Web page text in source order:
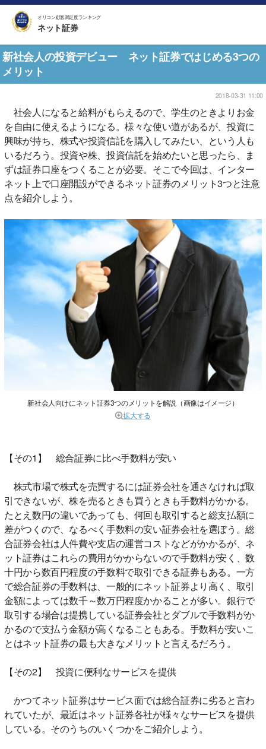
オリコン顧客満足度ランキング
ネット証券
新社会人の投資デビュー ネット証券ではじめる3つの
メリット
2018-03-31 11:00
社会人になると給料がもらえるので、学生のときよりお金
を自由に使えるようになる。様々な使い道があるが、投資に
興味が持ち、株式や投資信託を購入してみたい、という人も
いるだろう。投資や株、投資信託を始めたいと思ったら、ま
ずは証券口座をつくることが必要。そこで今回は、インター
ネット上で口座開設ができるネット証券のメリット3つと注意
点を紹介しよう。
新社会人向けにネット証券3つのメリットを解説（画像はイメージ）
拡大する
【その1】 総合証券に比べ手数料が安い
株式市場で株式を売買するには証券会社を通さなければ取
引できないが、株を売るときも買うときも手数料がかかる。
たとえ数円の違いであっても、何回も取引すると総支払額に
差がつくので、なるべく手数料の安い証券会社を選ぼう。総
合証券会社は人件費や支店の運営コストなどがかかるが、ネ
ット証券はこれらの費用がかからないので手数料が安く、数
十円から数百円程度の手数料で取引できる証券もある。一方
で総合証券の手数料は、一般的にネット証券より高く、取引
金額によっては数千～数万円程度かかることが多い。銀行で
取引する場合は提携している証券会社とダブルで手数料がか
かるので支払う金額が高くなることもある。手数料が安いこ
とはネット証券の最も大きなメリットと言えるだろう。
【その2】 投資に便利なサービスを提供
かつてネット証券はサービス面では総合証券に劣ると言わ
れていたが、最近はネット証券各社が様々なサービスを提供
している。そのうちのいくつかをご紹介しよう。